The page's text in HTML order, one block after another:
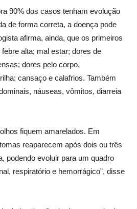
90% dos casos tenham evolução
de forma correta, a doença pode
afirma, ainda, que os primeiros
alta; mal estar; dores de
dores pelo corpo,
cansaço e calafrios. Também
náuseas, vômitos, diarreia
fiquem amarelados. Em
reaparecem após dois ou três
podendo evoluir para um quadro
respiratório e hemorrágico”, disse